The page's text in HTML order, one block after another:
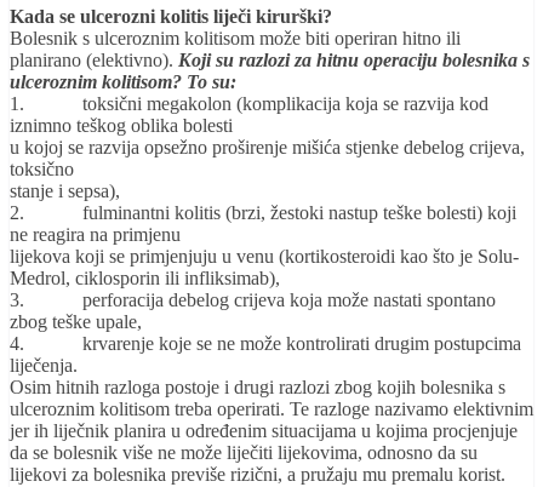
Kada se ulcerozni kolitis liječi kirurški?
Bolesnik s ulceroznim kolitisom može biti operiran hitno ili
planirano (elektivno). Koji su razlozi za hitnu operaciju bolesnika s
ulceroznim kolitisom? To su:
1. toksični megakolon (komplikacija koja se razvija kod
iznimno teškog oblika bolesti
u kojoj se razvija opsežno proširenje mišića stjenke debelog crijeva,
toksično
stanje i sepsa),
2. fulminantni kolitis (brzi, žestoki nastup teške bolesti) koji
ne reagira na primjenu
lijekova koji se primjenjuju u venu (kortikosteroidi kao što je Solu-
Medrol, ciklosporin ili infliksimab),
3. perforacija debelog crijeva koja može nastati spontano
zbog teške upale,
4. krvarenje koje se ne može kontrolirati drugim postupcima
liječenja.
Osim hitnih razloga postoje i drugi razlozi zbog kojih bolesnika s
ulceroznim kolitisom treba operirati. Te razloge nazivamo elektivnim
jer ih liječnik planira u određenim situacijama u kojima procjenjuje
da se bolesnik više ne može liječiti lijekovima, odnosno da su
lijekovi za bolesnika previše rizični, a pružaju mu premalu korist.